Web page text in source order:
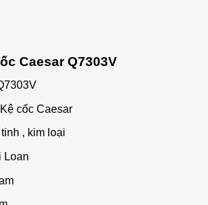
CaesarQ7303V
cốc Caesar
, kim loại
Loan